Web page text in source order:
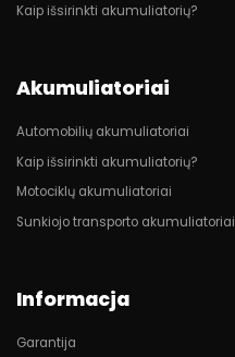
Kaip išsirinkti akumuliatorių?
Akumuliatoriai
Automobilių akumuliatoriai
Kaip išsirinkti akumuliatorių?
Motociklų akumuliatoriai
Sunkiojo transporto akumuliatoriai
Informacja
Garantija